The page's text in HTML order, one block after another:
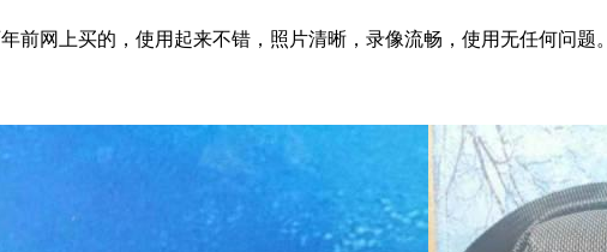
前网上买的，使用起来不错，照片清晰，录像流畅，使用无任何问题。